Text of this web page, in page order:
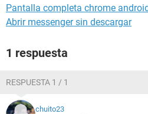
Pantalla completa chrome
Abrir messenger sin descargar
1 respuesta
RESPUESTA 1 / 1
chuito23